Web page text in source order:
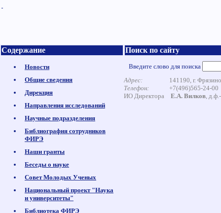
Содержание
Новости
Общие сведения
Дирекция
Направления исследований
Научные подразделения
Библиография сотрудников
ФИРЭ
Наши гранты
Беседы о науке
Совет Молодых Ученых
Национальный проект "Наука
и университеты"
Библиотека ФИРЭ
Поиск по сайту
Введите слово для поиска
Адрес:
141190, г.
Телефон:
ИО Директора
Е.А. Вилков,